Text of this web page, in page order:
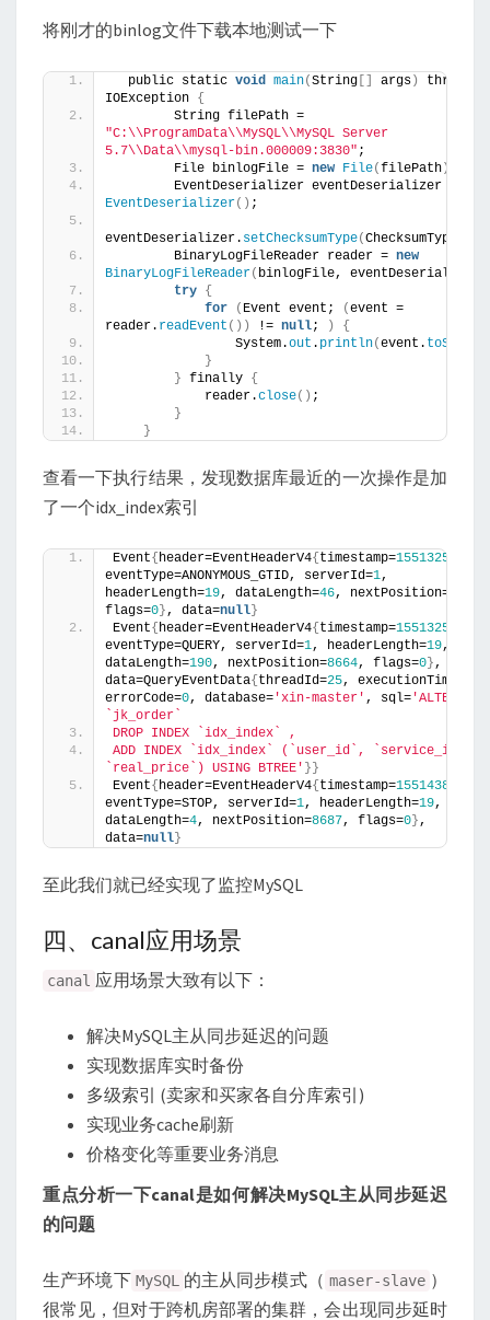
将刚才的binlog文件下载本地测试一下
  public static
void main(String args )
throws
IOException {
"C:\\ProgramData\\MySQL\\MySQL Server
5.7\\Data\\mysql-bin.000009:3830" ;
        File binlogFile =
new File(filePath )
        EventDeserializer eventDeserializer =
EventDeserializer() ;
eventDeserializer. setChecksumType(ChecksumType.
        BinaryLogFileReader reader =
new
BinaryLogFileReader( binlogFile, eventDeserializer
try {
for
( Event event; (event =
reader. readEvent ()) != null; )
{
                System.
out . println(event. toString
}
} finally {
            reader.
close() ;
}
}
查看一下执行结果，发现数据库最近的一次操作是加
了一个idx_index索引
Event{ header=EventHeaderV4{ timestamp=
eventType=ANONYMOUS_GTID, serverId=1,
headerLength=19, dataLength=46, nextPosition=
flags=0 }, data=null }
Event{ header=EventHeaderV4{ timestamp=
eventType=QUERY, serverId=1, headerLength=19,
dataLength=190, nextPosition=8664, flags=0 },
data=QueryEventData{ threadId=25, executionTime=
errorCode=0, database= 'xin-master' , sql= 'ALTER
`jk_order`
DROP INDEX `idx_index` ,
ADD INDEX `idx_index` (`user_id`, `service_id`,
`real_price`) USING BTREE' }}
Event{ header=EventHeaderV4{ timestamp=
eventType=STOP, serverId=1, headerLength=19,
dataLength=4, nextPosition=8687, flags=0 },
data=null }
至此我们就已经实现了监控MySQL
四、canal应用场景
canal 应用场景大致有以下：
解决MySQL主从同步延迟的问题
实现数据库实时备份
多级索引 (卖家和买家各自分库索引)
实现业务cache刷新
价格变化等重要业务消息
重点分析一下canal是如何解决MySQL主从同步延迟
的问题
生产环境下 MySQL 的主从同步模式（ maser-slave ）
很常见，但对于跨机房部署的集群，会出现同步延时